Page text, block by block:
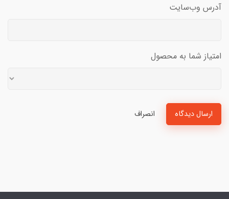
آدرس وب‌سایت
امتیاز شما به محصول
ارسال دیدگاه انصراف